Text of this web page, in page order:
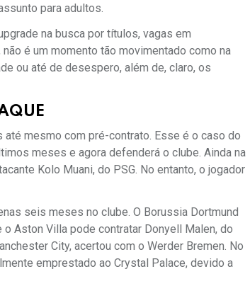
para adultos.
na busca por títulos, vagas em
é um momento tão movimentado como na
ou até de desespero, além de, claro, os
até mesmo com pré-contrato. Esse é o caso do
meses e agora defenderá o clube. Ainda na
Kolo Muani, do PSG. No entanto, o jogador
seis meses no clube. O Borussia Dortmund
Aston Villa pode contratar Donyell Malen, do
City, acertou com o Werder Bremen. No
emprestado ao Crystal Palace, devido a